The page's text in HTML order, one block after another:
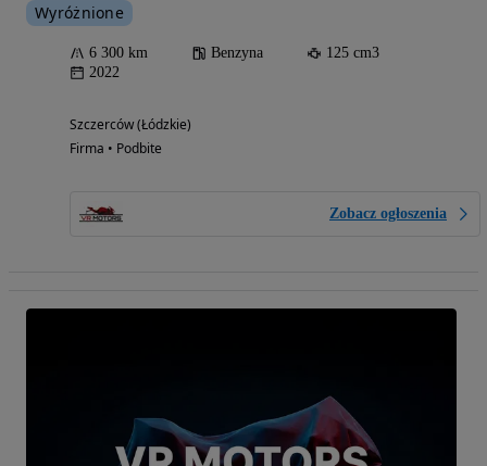
Wyróżnione
6 300 km Benzyna
125 cm3
2022
Szczerców (Łódzkie)
Firma • Podbite
Zobacz ogłoszenia